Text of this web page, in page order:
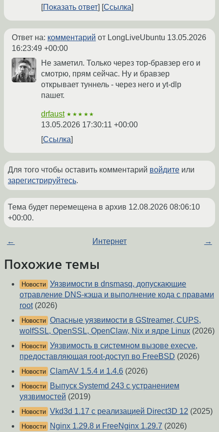
Показать ответ
Ссылка
Ответ на: комментарий от LongLiveUbuntu 13.05.2026
16:23:49 +00:00
Не заметил. Только через тор-бравзер его и
смотрю, прям сейчас. Ну и бравзер
открывает туннель - через него и yt-dlp
пашет.
drfaust ★★★★★
13.05.2026 17:30:11 +00:00
Ссылка
Для того чтобы оставить комментарий войдите или
зарегистрируйтесь.
Тема будет перемещена в архив 12.08.2026 08:06:10
+00:00.
← Интернет →
Похожие темы
Новости Уязвимости в dnsmasq, допускающие
отравление DNS-кэша и выполнение кода с правами
root(2026)
Новости Опасные уязвимости в GStreamer, CUPS,
wolfSSL, OpenSSL, OpenClaw, Nix и ядре Linux (2026)
Новости Уязвимость в системном вызове execve,
предоставляющая root-доступ во FreeBSD (2026)
Новости ClamAV 1.5.4 и 1.4.6 (2026)
Новости
Выпуск Systemd 243 с устранением
уязвимостей (2019)
Новости Vkd3d 1.17 с реализацией Direct3D 12 (2025)
Новости Nginx 1.29.8 и FreeNginx 1.29.7 (2026)